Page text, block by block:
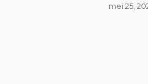
Geplaatst
mei 25,